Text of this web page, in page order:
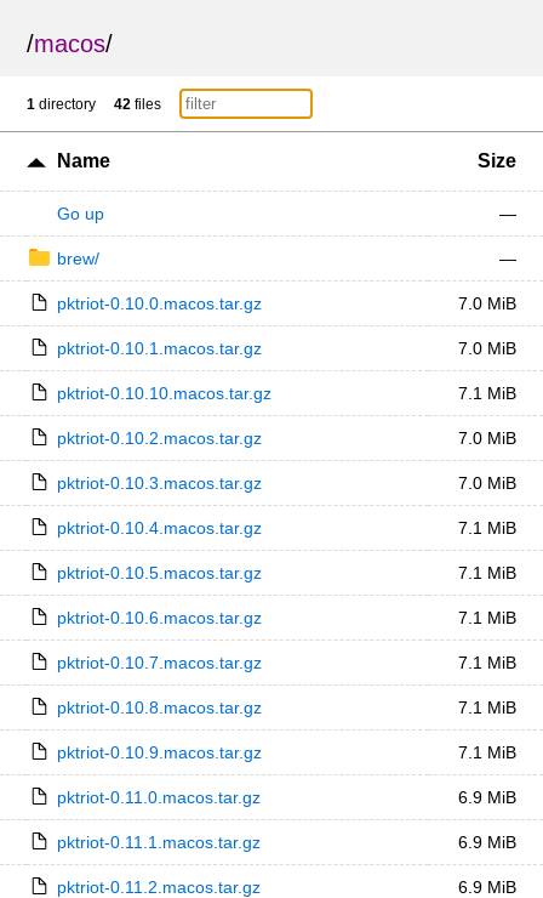
/macos/
1 directory 42 files
Name Size
Go up —
brew/ —
pktriot-0.10.0.macos.tar.gz 7.0 MiB
pktriot-0.10.1.macos.tar.gz 7.0 MiB
pktriot-0.10.10.macos.tar.gz 7.1 MiB
pktriot-0.10.2.macos.tar.gz 7.0 MiB
pktriot-0.10.3.macos.tar.gz 7.0 MiB
pktriot-0.10.4.macos.tar.gz 7.1 MiB
pktriot-0.10.5.macos.tar.gz 7.1 MiB
pktriot-0.10.6.macos.tar.gz 7.1 MiB
pktriot-0.10.7.macos.tar.gz 7.1 MiB
pktriot-0.10.8.macos.tar.gz 7.1 MiB
pktriot-0.10.9.macos.tar.gz 7.1 MiB
pktriot-0.11.0.macos.tar.gz 6.9 MiB
pktriot-0.11.1.macos.tar.gz 6.9 MiB
pktriot-0.11.2.macos.tar.gz 6.9 MiB